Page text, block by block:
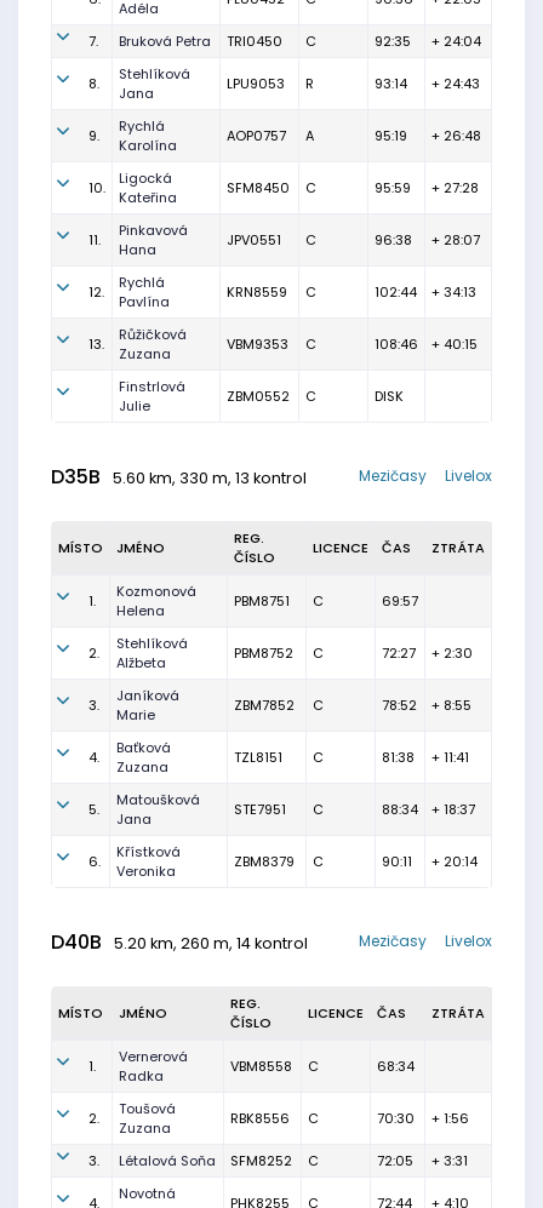
Adéla
7. Bruková Petra TRI0450 C 92:35 + 24:04
8.
Stehlíková
Jana
LPU9053 R 93:14 + 24:43
9.
Rychlá
Karolína
AOP0757 A 95:19 + 26:48
10.
Ligocká
Kateřina
SFM8450 C 95:59 + 27:28
11.
Pinkavová
Hana
JPV0551 C 96:38 + 28:07
12.
Rychlá
Pavlína
KRN8559 C 102:44 + 34:13
13.
Růžičková
Zuzana
VBM9353 C 108:46 + 40:15
Finstrlová
Julie
ZBM0552 C DISK
D35B 5.60 km, 330 m, 13 kontrol Livelox
Mezičasy
MÍSTO JMÉNO
REG.
ČÍSLO
LICENCE ČAS ZTRÁTA
1.
Kozmonová
Helena
PBM8751 C 69:57
2.
Stehlíková
Alžbeta
PBM8752 C 72:27 + 2:30
3.
Janíková
Marie
ZBM7852 C 78:52 + 8:55
4.
Baťková
Zuzana
TZL8151 C 81:38 + 11:41
5.
Matoušková
Jana
STE7951 C 88:34 + 18:37
6.
Křístková
Veronika
ZBM8379 C 90:11 + 20:14
D40B 5.20 km, 260 m, 14 kontrol Livelox
Mezičasy
MÍSTO JMÉNO
REG.
ČÍSLO
LICENCE ČAS ZTRÁTA
1.
Vernerová
Radka
VBM8558 C 68:34
2.
Toušová
Zuzana
RBK8556 C 70:30 + 1:56
3. Létalová Soňa SFM8252 C 72:05 + 3:31
4.
Novotná
PHK8255 C 72:44 + 4:10